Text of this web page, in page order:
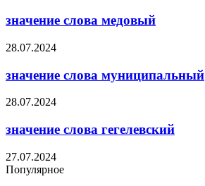
значение слова медовый
28.07.2024
значение слова муниципальный
28.07.2024
значение слова гегелевский
27.07.2024
Популярное